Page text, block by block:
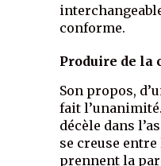
conforme.
Produire de la
Son propos,
fait
décèle dans
se creuse
prennent la